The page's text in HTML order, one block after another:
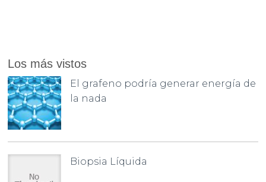
Los más vistos
El grafeno podría generar energía de
la nada
Biopsia Líquida